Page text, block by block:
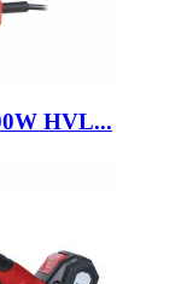
HVL...